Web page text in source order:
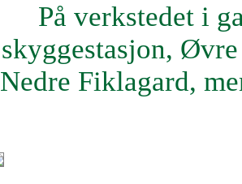
På verkstedet i
skyggestasjon,
Nedre Fiklagard,